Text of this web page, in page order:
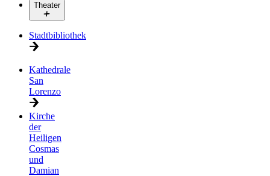
Theater
Stadtbibliothek
Kathedrale
San
Lorenzo
Kirche
der
Heiligen
Cosmas
und
Damian